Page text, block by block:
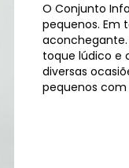
O Conjunto
pequenos.
toque lúdico e
diversas
pequenos